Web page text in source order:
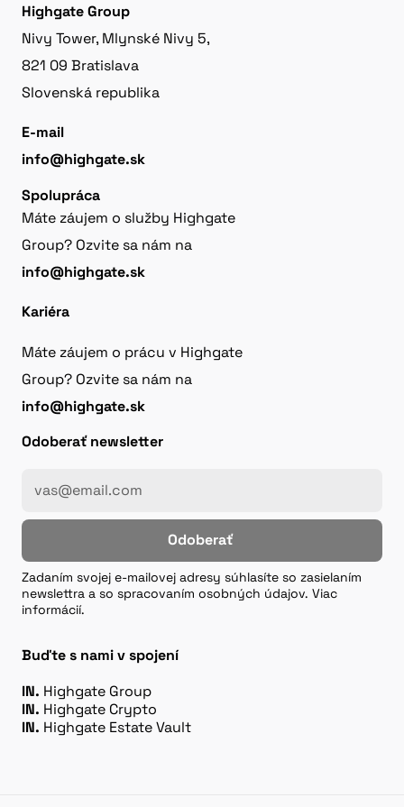
Highgate Group
Nivy Tower, Mlynské Nivy 5,
821 09 Bratislava
Slovenská republika
E-mail
info@highgate.sk
Spolupráca
Máte záujem o služby Highgate
Group? Ozvite sa nám na
info@highgate.sk
Kariéra
Máte záujem o prácu v Highgate
Group? Ozvite sa nám na
info@highgate.sk
Odoberať newsletter
Odoberať
Zadaním svojej e-mailovej adresy súhlasíte so zasielaním
newslettra a so spracovaním osobných údajov. Viac
informácií.
Buďte s nami v spojení
IN. Highgate Group
IN. Highgate Crypto
IN. Highgate Estate Vault